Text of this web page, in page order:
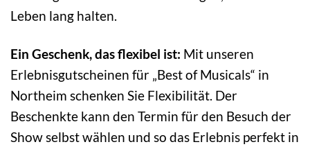
Leben lang halten.
Ein Geschenk, das flexibel ist: Mit unseren
Erlebnisgutscheinen für „Best of Musicals“ in
Northeim schenken Sie Flexibilität. Der
Beschenkte kann den Termin für den Besuch der
Show selbst wählen und so das Erlebnis perfekt in